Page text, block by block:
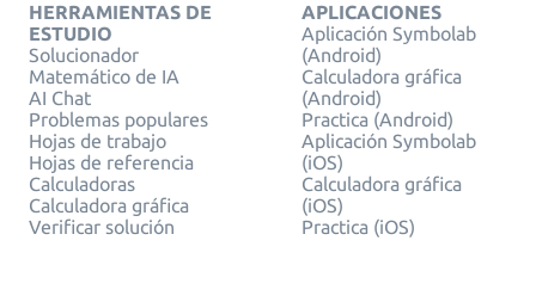
HERRAMIENTAS DE
ESTUDIO
Solucionador
Matemático de IA
AI Chat
Problemas populares
Hojas de trabajo
Hojas de referencia
Calculadoras
Calculadora gráfica
Verificar solución
APLICACIONES
Aplicación Symbolab
(Android)
Calculadora gráfica
(Android)
Practica (Android)
Aplicación Symbolab
(iOS)
Calculadora gráfica
(iOS)
Practica (iOS)